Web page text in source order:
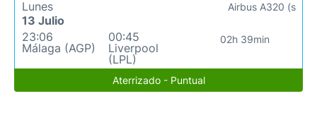
Lunes
13 Julio
23:06
Málaga (AGP)
00:45
Liverpool
(LPL)
02h 39min
Airbus A320 (s
Aterrizado - Puntual